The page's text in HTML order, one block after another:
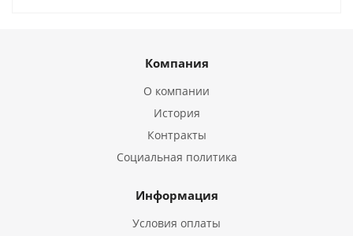
Компания
О компании
История
Контракты
Социальная политика
Информация
Условия оплаты